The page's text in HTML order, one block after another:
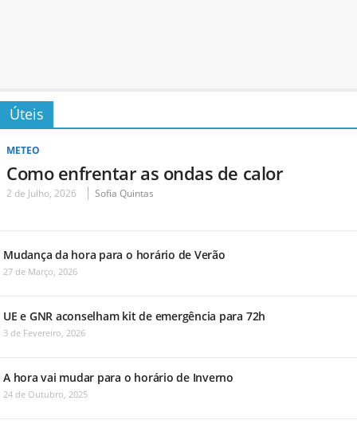
Úteis
METEO
Como enfrentar as ondas de calor
2 de Julho, 2026 Sofia Quintas
Mudança da hora para o horário de Verão
27 de Março, 2026
UE e GNR aconselham kit de emergência para 72h
3 de Fevereiro, 2026
A hora vai mudar para o horário de Inverno
24 de Outubro, 2025